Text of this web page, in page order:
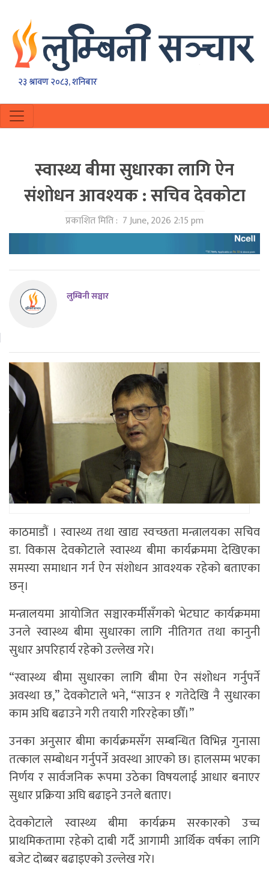
२३ श्रावण २०८३, शनिबार
स्वास्थ्य बीमा सुधारका लागि ऐन
संशोधन आवश्यक : सचिव देवकोटा
प्रकाशित मिति : 7 June, 2026 2:15 pm
लुम्बिनी सञ्चार
काठमाडौं । स्वास्थ्य तथा खाद्य स्वच्छता मन्त्रालयका सचिव
डा. विकास देवकोटाले स्वास्थ्य बीमा कार्यक्रममा देखिएका
समस्या समाधान गर्न ऐन संशोधन आवश्यक रहेको बताएका
छन्।
मन्त्रालयमा आयोजित सञ्चारकर्मीसँगको भेटघाट कार्यक्रममा
उनले स्वास्थ्य बीमा सुधारका लागि नीतिगत तथा कानुनी
सुधार अपरिहार्य रहेको उल्लेख गरे।
“स्वास्थ्य बीमा सुधारका लागि बीमा ऐन संशोधन गर्नुपर्ने
अवस्था छ,” देवकोटाले भने, “साउन १ गतेदेखि नै सुधारका
काम अघि बढाउने गरी तयारी गरिरहेका छौँ।”
उनका अनुसार बीमा कार्यक्रमसँग सम्बन्धित विभिन्न गुनासा
तत्काल सम्बोधन गर्नुपर्ने अवस्था आएको छ। हालसम्म भएका
निर्णय र सार्वजनिक रूपमा उठेका विषयलाई आधार बनाएर
सुधार प्रक्रिया अघि बढाइने उनले बताए।
देवकोटाले स्वास्थ्य बीमा कार्यक्रम सरकारको उच्च
प्राथमिकतामा रहेको दाबी गर्दै आगामी आर्थिक वर्षका लागि
बजेट दोब्बर बढाइएको उल्लेख गरे।